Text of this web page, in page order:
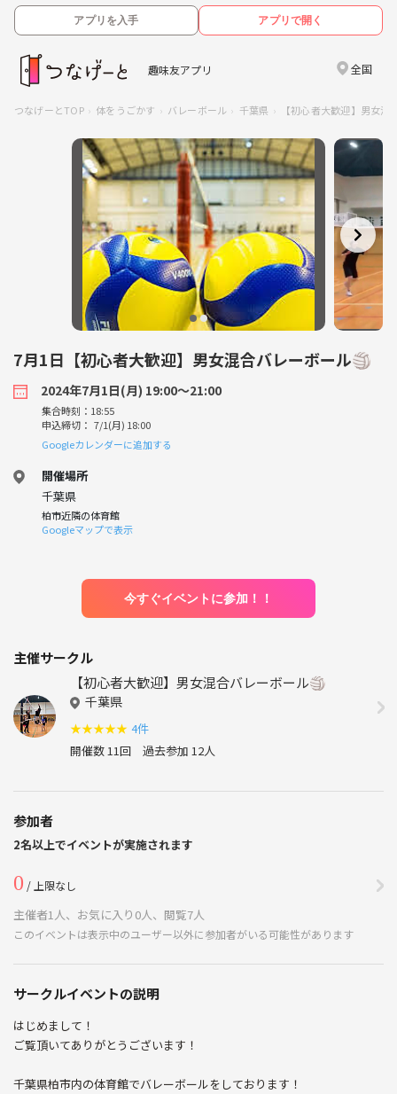
アプリを入手 アプリで開く
趣味友アプリ 全国
つなげーとTOP 体をうごかす バレーボール 千葉県 【初心者大歓迎】男女
7月1日【初心者大歓迎】男女混合バレーボール🏐
2024年7月1日(月) 19:00〜21:00
集合時刻：18:55
申込締切： 7/1(月) 18:00
Googleカレンダーに追加する
開催場所
千葉県
柏市近隣の体育館
Googleマップで表示
今すぐイベントに参加！！
主催サークル
【初心者大歓迎】男女混合バレーボール🏐
千葉県
★★★★★ 4件
開催数 11回 過去参加 12人
参加者
2名以上でイベントが実施されます
0 / 上限なし
主催者1人、お気に入り0人、閲覧7人
このイベントは表示中のユーザー以外に参加者がいる可能性があります
サークルイベントの説明
はじめまして！
ご覧頂いてありがとうございます！
千葉県柏市内の体育館でバレーボールをしております！